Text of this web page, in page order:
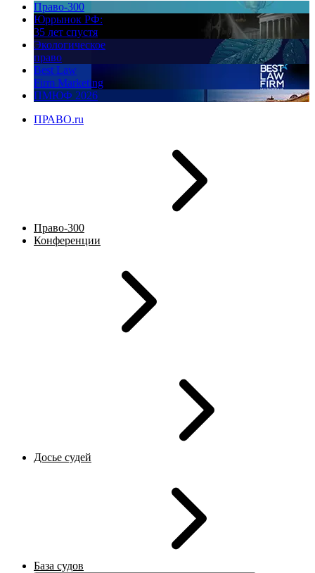
Право-300
Юррынок РФ:
35 лет спустя
Экологическое
право
Best Law
Firm Marketing
ПМЮФ 2026
ПРАВО.ru
Право-300
Конференции
Досье судей
База судов